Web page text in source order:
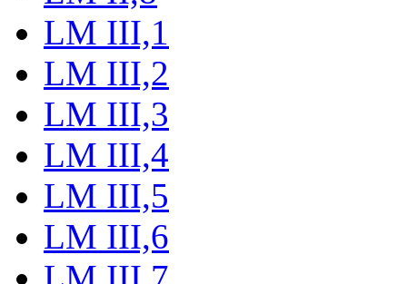
LM III,1
LM III,2
LM III,3
LM III,4
LM III,5
LM III,6